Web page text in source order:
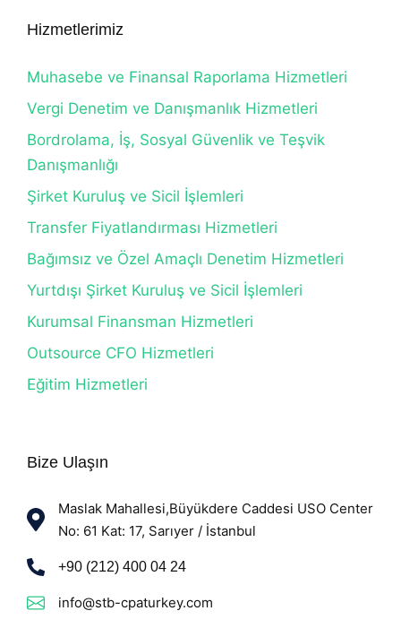
Hizmetlerimiz
Muhasebe ve Finansal Raporlama Hizmetleri
Vergi Denetim ve Danışmanlık Hizmetleri
Bordrolama, İş, Sosyal Güvenlik ve Teşvik
Danışmanlığı
Şirket Kuruluş ve Sicil İşlemleri
Transfer Fiyatlandırması Hizmetleri
Bağımsız ve Özel Amaçlı Denetim Hizmetleri
Yurtdışı Şirket Kuruluş ve Sicil İşlemleri
Kurumsal Finansman Hizmetleri
Outsource CFO Hizmetleri
Eğitim Hizmetleri
Bize Ulaşın
Maslak Mahallesi,Büyükdere Caddesi USO Center
No: 61 Kat: 17, Sarıyer / İstanbul
+90 (212) 400 04 24
info@stb-cpaturkey.com